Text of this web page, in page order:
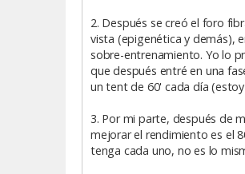
2. Después se creó el foro
vista (epigenética y demás),
sobre-entrenamiento. Yo lo
que después entré en una
un tent de 60' cada día
3. Por mi parte, después de
mejorar el rendimiento es el
tenga cada uno, no es lo